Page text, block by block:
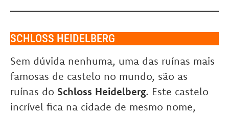
SCHLOSS HEIDELBERG
Sem dúvida nenhuma, uma das ruínas mais
famosas de castelo no mundo, são as
ruínas do Schloss Heidelberg. Este castelo
incrível fica na cidade de mesmo nome,